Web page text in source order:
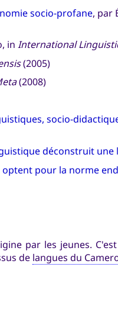
socio-profane, par
in International
(2005)
(2008)
socio-
déconstruit une
pour la norme
par les jeunes.
de langues du